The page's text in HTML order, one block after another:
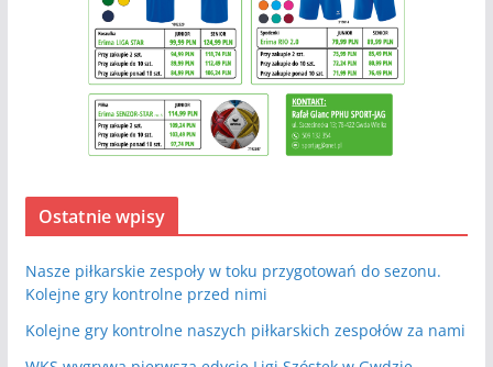
Ostatnie wpisy
Nasze piłkarskie zespoły w toku przygotowań do sezonu.
Kolejne gry kontrolne przed nimi
Kolejne gry kontrolne naszych piłkarskich zespołów za nami